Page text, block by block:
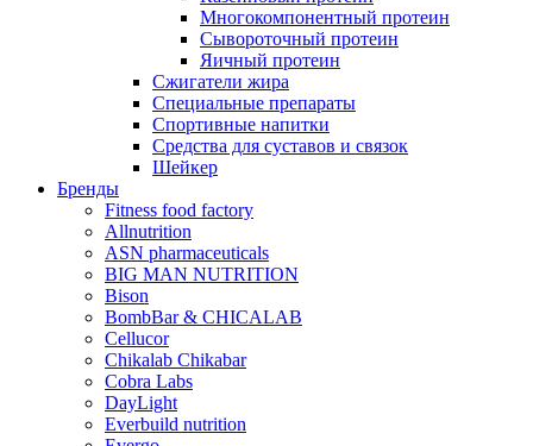
Многокомпонентный протеин
Сывороточный протеин
Яичный протеин
Сжигатели жира
Специальные препараты
Спортивные напитки
Средства для суставов и связок
Шейкер
Бренды
Fitness food factory
Allnutrition
ASN pharmaceuticals
BIG MAN NUTRITION
Bison
BombBar & CHICALAB
Cellucor
Chikalab Chikabar
Cobra Labs
DayLight
Everbuild nutrition